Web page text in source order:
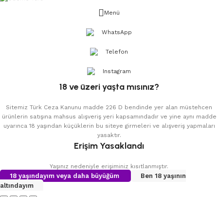
Menü
WhatsApp
Telefon
Instagram
18 ve üzeri yaşta mısınız?
Sitemiz Türk Ceza Kanunu madde 226 D bendinde yer alan müstehcen
ürünlerin satışına mahsus alışveriş yeri kapsamındadır ve yine aynı madde
uyarınca 18 yaşından küçüklerin bu siteye girmeleri ve alışveriş yapmaları
yasaktır.
Erişim Yasaklandı
Yaşınız nedeniyle erişiminiz kısıtlanmıştır.
18 yaşındayım veya daha büyüğüm
Ben 18 yaşının
altındayım